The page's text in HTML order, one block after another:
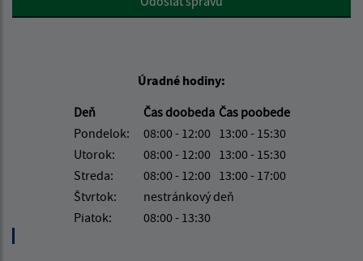
Úradné hodiny:
Deň
Čas doobeda Čas poobede
Pondelok:
08:00 - 12:00 13:00 - 15:30
Utorok:
08:00 - 12:00 13:00 - 15:30
Streda:
08:00 - 12:00 13:00 - 17:00
Štvrtok:
nestránkový deň
Piatok:
08:00 - 13:30